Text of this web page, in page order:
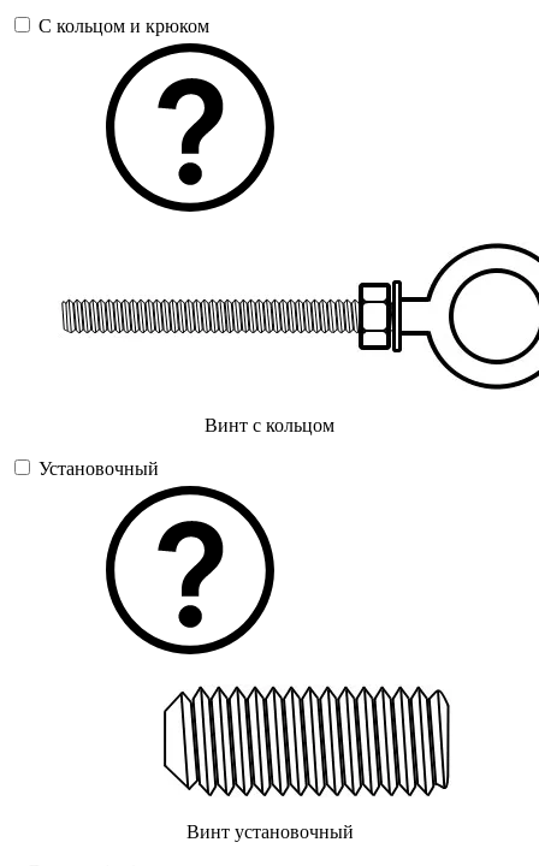
С кольцом и крюком
Винт с кольцом
Установочный
Винт установочный